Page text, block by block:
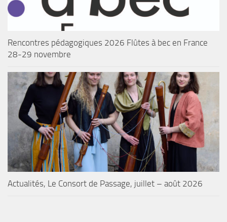
Rencontres pédagogiques 2026 Flûtes à bec en France
28-29 novembre
Actualités, Le Consort de Passage, juillet – août 2026